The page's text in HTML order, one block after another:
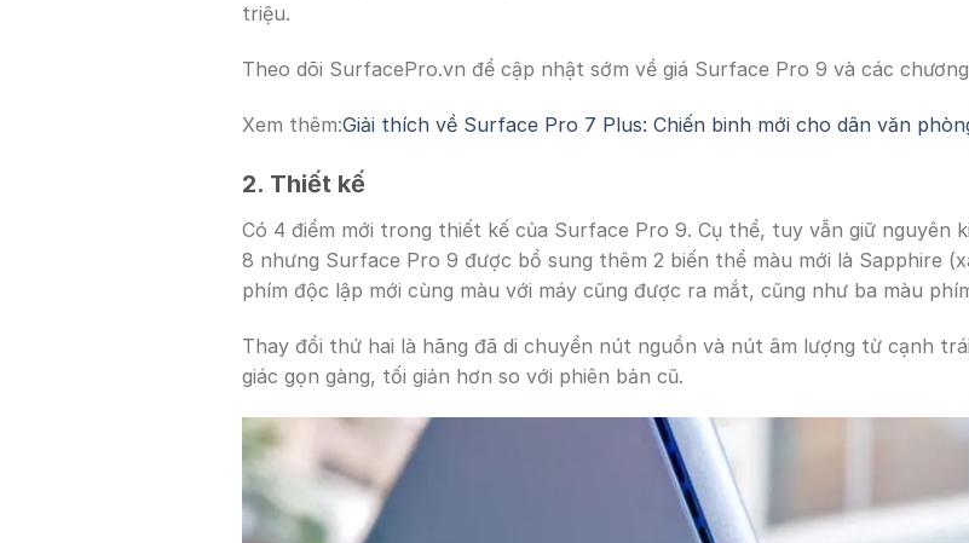
triệu.
Theo dõi SurfacePro.vn để cập nhật sớm về giá Surface Pro 9 và các
Xem thêm:Giải thích về Surface Pro 7 Plus: Chiến binh mới cho dân văn
2. Thiết kế
Có 4 điểm mới trong thiết kế của Surface Pro 9. Cụ thể, tuy vẫn giữ nguyên
8 nhưng Surface Pro 9 được bổ sung thêm 2 biến thể màu mới là Sapphire
phím độc lập mới cùng màu với máy cũng được ra mắt, cũng như ba màu
Thay đổi thứ hai là hãng đã di chuyển nút nguồn và nút âm lượng từ cạnh
giác gọn gàng, tối giản hơn so với phiên bản cũ.